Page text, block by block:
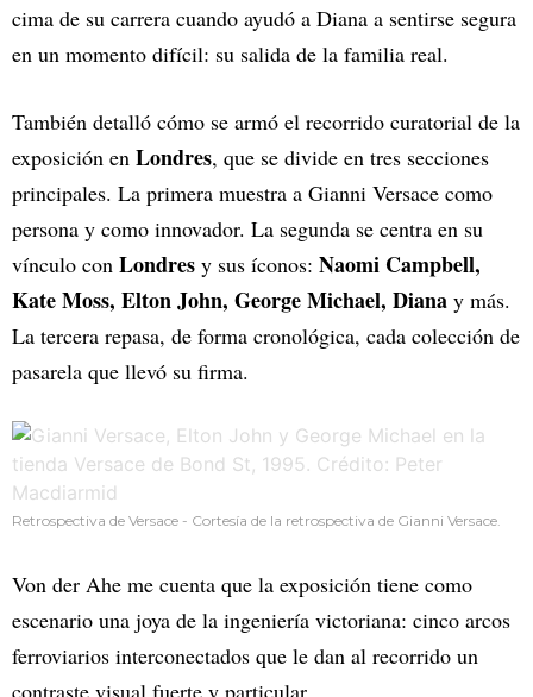
cima de su carrera cuando ayudó a Diana a sentirse segura
en un momento difícil: su salida de la familia real.
También detalló cómo se armó el recorrido curatorial de la
exposición en Londres, que se divide en tres secciones
principales. La primera muestra a Gianni Versace como
persona y como innovador. La segunda se centra en su
vínculo con Londres y sus íconos: Naomi Campbell,
Kate Moss, Elton John, George Michael, Diana y más.
La tercera repasa, de forma cronológica, cada colección de
pasarela que llevó su firma.
Retrospectiva de Versace - Cortesía de la retrospectiva de Gianni Versace.
Von der Ahe me cuenta que la exposición tiene como
escenario una joya de la ingeniería victoriana: cinco arcos
ferroviarios interconectados que le dan al recorrido un
contraste visual fuerte y particular.